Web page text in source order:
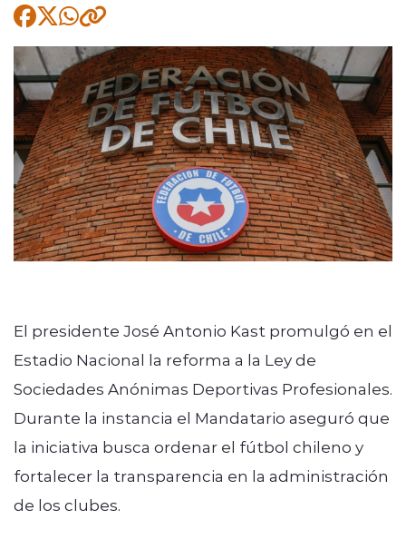
Deportes
Entrevistas
Quienes Somos
modo claro
El presidente José Antonio Kast promulgó en el
Estadio Nacional la reforma a la Ley de
Sociedades Anónimas Deportivas Profesionales.
Durante la instancia el Mandatario aseguró que
la iniciativa busca ordenar el fútbol chileno y
fortalecer la transparencia en la administración
de los clubes.